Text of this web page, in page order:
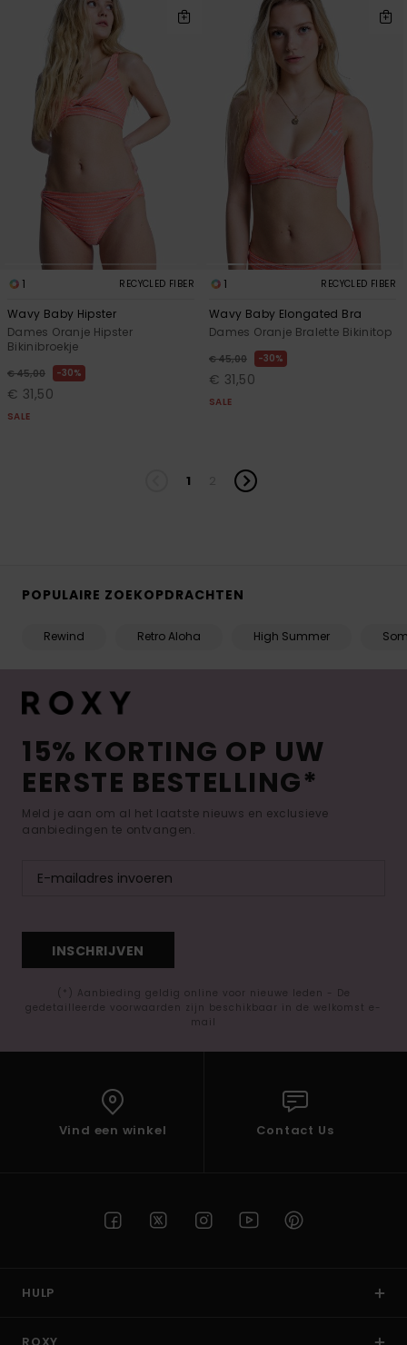
1 RECYCLED FIBER
Wavy Baby Hipster
Dames Oranje Hipster
Bikinibroekje
€ 45,00 30%
€ 31,50
SALE
1 RECYCLED FIBER
Wavy Baby Elongated Bra
Dames Oranje Bralette Bikinitop
€ 45,00 30%
€ 31,50
SALE
1
POPULAIRE ZOEKOPDRACHTEN
Rewind Retro Aloha High Summer
15% KORTING OP UW
EERSTE BESTELLING*
Meld je aan om al het laatste nieuws en exclusieve
aanbiedingen te ontvangen.
INSCHRIJVEN
(*) Aanbieding geldig online voor nieuwe leden - De
gedetailleerde voorwaarden zijn beschikbaar in de welkomst e-
mail
Vind een winkel Contact Us
HULP